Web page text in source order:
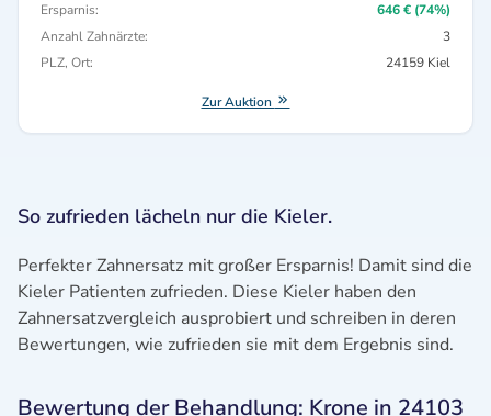
Ersparnis:
646 € (74%)
Anzahl Zahnärzte:
3
PLZ, Ort:
24159 Kiel
Zur Auktion
So zufrieden lächeln nur die Kieler.
Perfekter Zahnersatz mit großer Ersparnis! Damit sind die
Kieler Patienten zufrieden. Diese Kieler haben den
Zahnersatzvergleich ausprobiert und schreiben in deren
Bewertungen, wie zufrieden sie mit dem Ergebnis sind.
Bewertung der Behandlung: Krone in 24103